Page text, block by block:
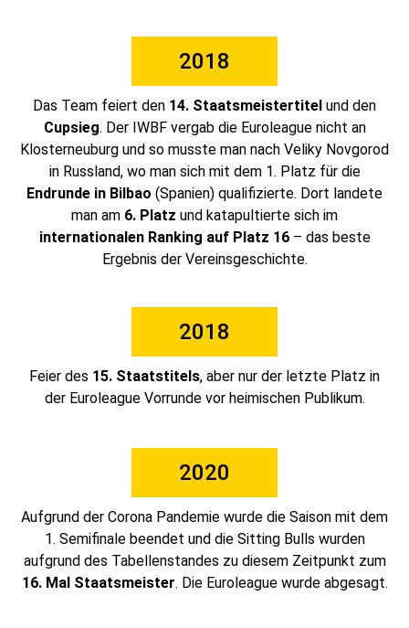
2018
Das Team feiert den 14. Staatsmeistertitel und den
Cupsieg. Der IWBF vergab die Euroleague nicht an
Klosterneuburg und so musste man nach Veliky Novgorod
in Russland, wo man sich mit dem 1. Platz für die
Endrunde in Bilbao (Spanien) qualifizierte. Dort landete
man am 6. Platz und katapultierte sich im
internationalen Ranking auf Platz 16– das beste
Ergebnis der Vereinsgeschichte.
2018
Feier des 15. Staatstitels, aber nur der letzte Platz in
der Euroleague Vorrunde vor heimischen Publikum.
2020
Aufgrund der Corona Pandemie wurde die Saison mit dem
1. Semifinale beendet und die Sitting Bulls wurden
aufgrund des Tabellenstandes zu diesem Zeitpunkt zum
16. Mal Staatsmeister. Die Euroleague wurde abgesagt.